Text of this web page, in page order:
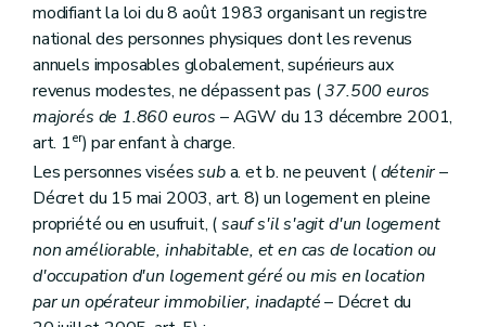
Section 3 (Des dispositions spécifiques aux régies des quartiers
Art. 195
Art. 196
Art. 197
Section 4 Des dispositions spécifiques aux associations de promotion du logement
Art. 198
Art. 199
Chapitre VII (Du Conseil supérieur du logement
Art. 200
Titre IV (Dispositions administratives et pénales
Art.200bis
Art. 200ter
Art. 201
Art. 202
Art. 202bis
modifiant la loi du 8 août 1983 organisant un registre
national des personnes physiques dont les revenus
annuels imposables globalement, supérieurs aux
revenus modestes, ne dépassent pas (37.500 euros
majorés de 1.860 euros – AGW du 13 décembre 2001,
art. 1er) par enfant à charge.
Les personnes viséessuba. et b. ne peuvent (détenir–
Décret du 15 mai 2003, art. 8) un logement en pleine
propriété ou en usufruit, (sauf s'il s'agit d'un logement
non améliorable, inhabitable, et en cas de location ou
d'occupation d'un logement géré ou mis en location
par un opérateur immobilier, inadapté– Décret du